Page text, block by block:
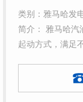
类别：雅马哈发
简介： 雅马哈汽
起动方式，满足